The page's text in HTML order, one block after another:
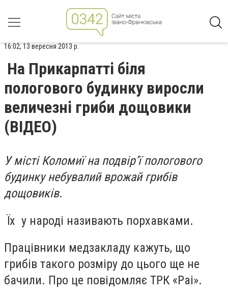
16:02, 13 вересня 2013 р.
На Прикарпатті біля
пологового будинку виросли
величезні гриби дощовики
(ВІДЕО)
У місті Коломиї на подвір’ї пологового
будинку небувалий врожай грибів
дощовиків.
Їх у народі називають порхавками.
Працівники медзакладу кажуть, що
грибів такого розміру до цього ще не
бачили. Про це повідомляє ТРК «Раі».